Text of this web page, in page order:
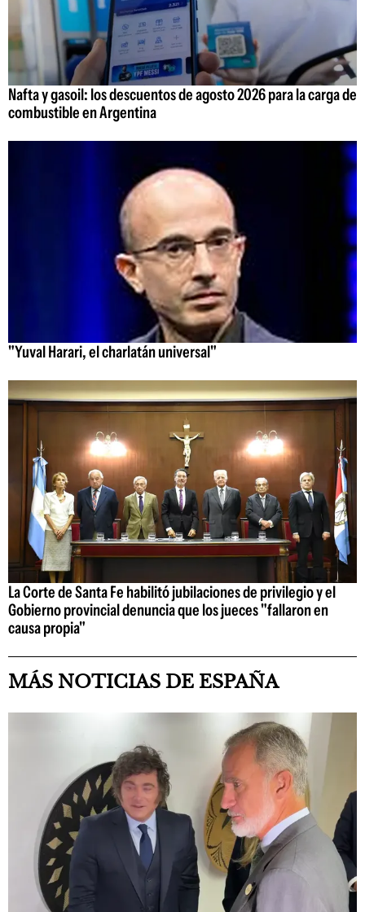
Nafta y gasoil: los descuentos de agosto 2026 para la carga de
combustible en Argentina
"Yuval Harari, el charlatán universal"
La Corte de Santa Fe habilitó jubilaciones de privilegio y el
Gobierno provincial denuncia que los jueces "fallaron en
causa propia"
MÁS NOTICIAS DE ESPAÑA